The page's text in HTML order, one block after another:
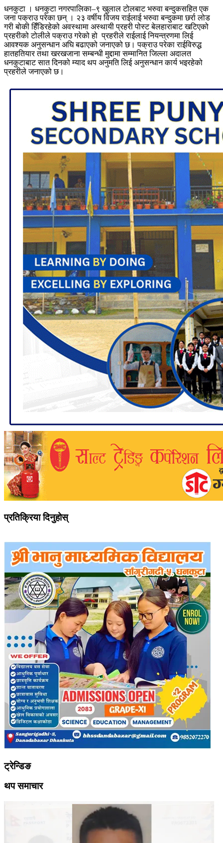
धनकुटा । धनकुटा नगरपालिका–९ खुलाल टोलबाट भरुवा बन्दुकसहित एक
जना पक्राउ परेका छन् । २३ वर्षीय विजय राईलाई भरुवा बन्दुकमा छर्रा लोड
गरी बोकी हिँडिरहेको अवस्थामा अस्थायी प्रहरी पोस्ट बेलहाराबाट खटिएको
प्रहरीको टोलीले पक्राउ गरेको हो प्रहरीले राईलाई नियन्त्रणमा लिई
आवश्यक अनुसन्धान अघि बढाएको जनाएको छ। पक्राउ परेका राईविरुद्ध
हातहतियार तथा खरखजाना सम्बन्धी मुद्दामा सम्मानित जिल्ला अदालत
धनकुटाबाट सात दिनको म्याद थप अनुमति लिई अनुसन्धान कार्य भइरहेको
प्रहरीले जनाएको छ।
प्रतिक्रिया दिनुहोस्
ट्रेन्डिङ
थप समाचार